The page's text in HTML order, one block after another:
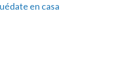
en casa